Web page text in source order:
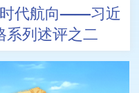
时代航向——习近
系列述评之二